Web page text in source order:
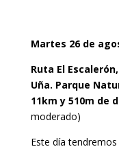
Martes 26 de
Ruta El
Uña. Parque
11km y 510m de
moderado)
Este día